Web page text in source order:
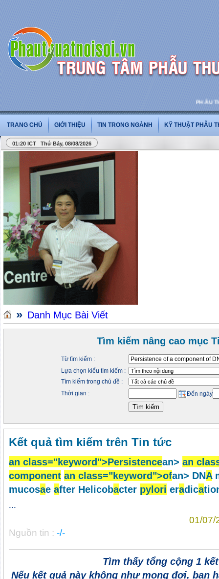
PHẪU
TRANG CHỦ GIỚI THIỆU TIN TRONG NGÀNH KỸ THUẬT PHẪU
01:20 ICT Thứ Bảy, 08/08/2026
» Danh Mục Bài Viết
Tìm kiếm nâng cao mục
Từ tìm kiếm :
Lựa chọn kiểu tìm kiếm :
Tìm kiếm trong chủ đề :
Thời gian :
Đến ngày
Kết quả tìm kiếm trên Tin tức
an class="keyword">Persistencean> an cla
component an class="keyword">ofan> DNA
mucosae after Helicobacter pylori eradica
...
01/07/
Nguồn tin : -/-
Tìm thấy tổng cộng 1
Nếu kết quả này không như mong đợi, bạn